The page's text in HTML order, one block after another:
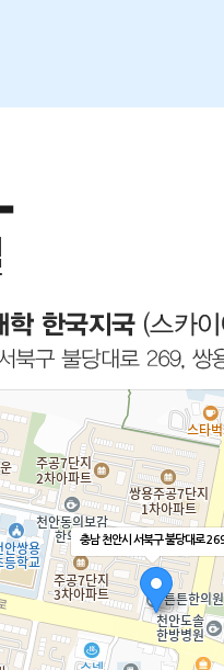
충남 천안시 서북구 불당대로